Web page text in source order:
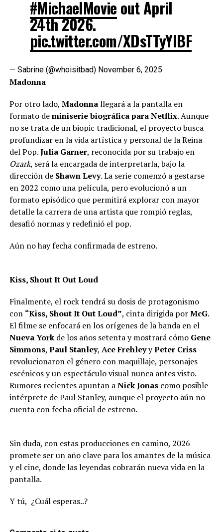
#MichaelMovie out April
24th 2026.
pic.twitter.com/XDsTTyYIBF
— Sabrine (@whoisitbad) November 6, 2025
Madonna
Por otro lado, Madonnallegará a la pantalla en
formato deminiserie biográfica para Netflix. Aunque
no se trata de un biopic tradicional, el proyecto busca
profundizar en la vida artística y personal de la Reina
del Pop.Julia Garner, reconocida por su trabajo en
Ozark, será la encargada de interpretarla, bajo la
dirección de Shawn Levy. La serie comenzó a gestarse
en 2022 como una película, pero evolucionó a un
formato episódico que permitirá explorar con mayor
detalle la carrera de una artista que rompió reglas,
desafió normas y redefinió el pop.
Aún no hay fecha confirmada de estreno.
Kiss, Shout It Out Loud
Finalmente, el rock tendrá su dosis de protagonismo
con “Kiss, Shout It Out Loud”, cinta dirigida porMcG.
El filme se enfocará en los orígenes de la banda en el
Nueva Yorkde los años setenta y mostrará cómo Gene
Simmons, Paul Stanley, Ace FrehleyyPeter Criss
revolucionaron el género con maquillaje, personajes
escénicos y un espectáculo visual nunca antes visto.
Rumores recientes apuntan aNick Jonascomo posible
intérprete de Paul Stanley, aunque el proyecto aún no
cuenta con fecha oficial de estreno.
Sin duda, con estas producciones en camino, 2026
promete ser un año clave para los amantes de la música
y el cine, donde las leyendas cobrarán nueva vida en la
pantalla.
Y tú, ¿Cuál esperas..?